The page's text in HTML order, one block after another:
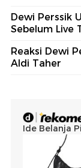
Dewi Perssik
Sebelum Live
Reaksi Dewi
Aldi Taher